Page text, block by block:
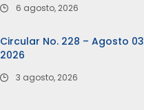
6 agosto, 2026
Circular No. 228 – Agosto
2026
3 agosto, 2026